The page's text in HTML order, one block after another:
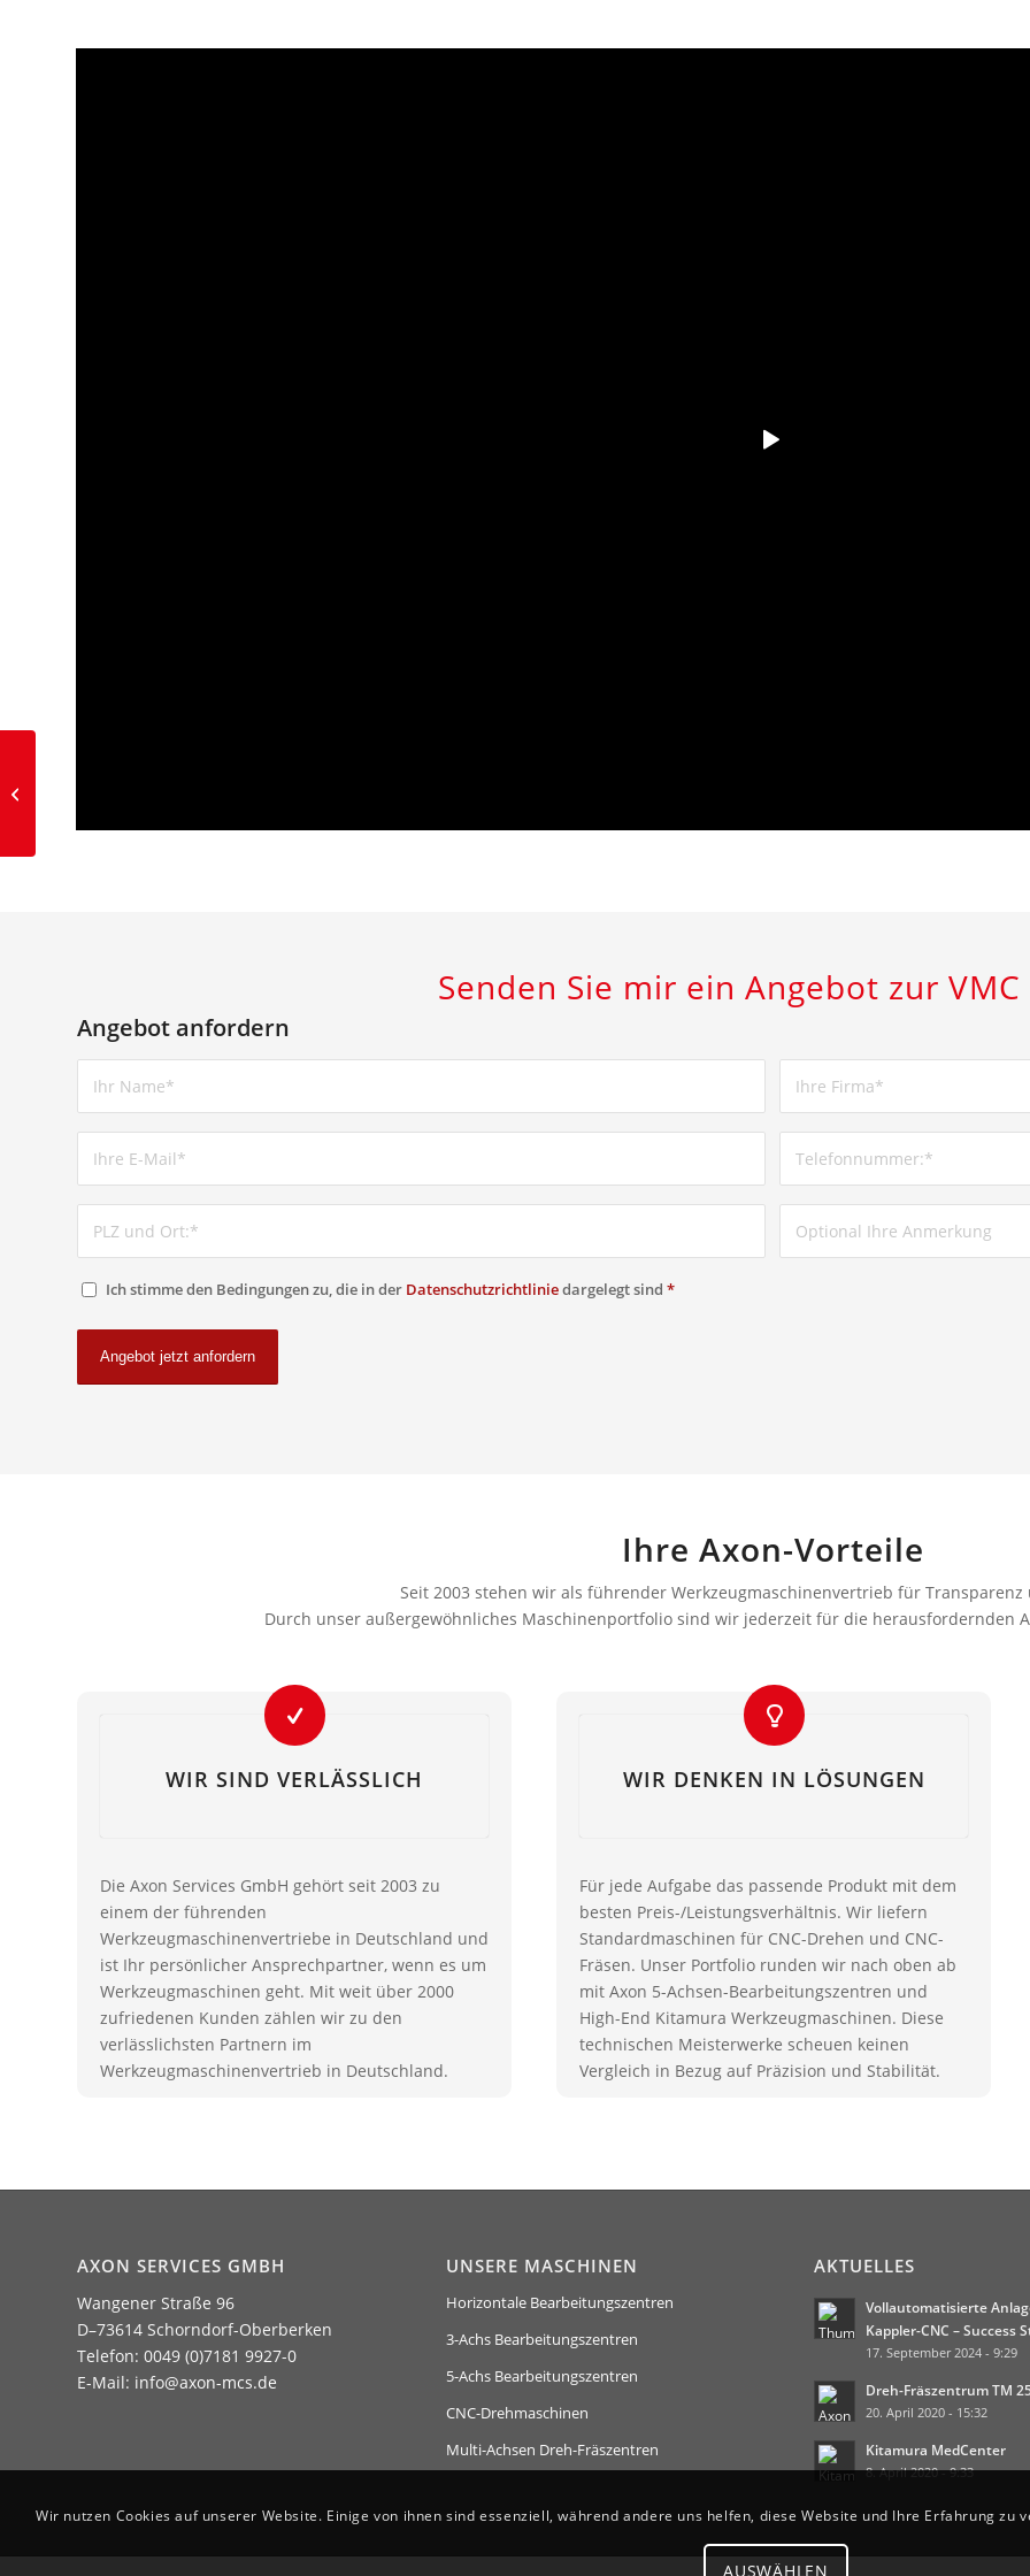
Senden Sie mir ein Angebot zur VMC
Angebot anfordern
Ich stimme den Bedingungen zu, die in der Datenschutzrichtliniedargelegt sind *
Ihre Axon-Vorteile
Seit 2003 stehen wir als führender Werkzeugmaschinenvertrieb für Transparenz
Durch unser außergewöhnliches Maschinenportfolio sind wir jederzeit für die herausfordernden
WIR SIND VERLÄSSLICH
Die Axon Services GmbH gehört seit 2003 zu
einem der führenden
Werkzeugmaschinenvertriebe in Deutschland und
ist Ihr persönlicher Ansprechpartner, wenn es um
Werkzeugmaschinen geht. Mit weit über 2000
zufriedenen Kunden zählen wir zu den
verlässlichsten Partnern im
Werkzeugmaschinenvertrieb in Deutschland.
WIR DENKEN IN LÖSUNGEN
Für jede Aufgabe das passende Produkt mit dem
besten Preis-/Leistungsverhältnis. Wir liefern
Standardmaschinen für CNC-Drehen und CNC-
Fräsen. Unser Portfolio runden wir nach oben ab
mit Axon 5-Achsen-Bearbeitungszentren und
High-End Kitamura Werkzeugmaschinen. Diese
technischen Meisterwerke scheuen keinen
Vergleich in Bezug auf Präzision und Stabilität.
AXON SERVICES GMBH
Wangener Straße 96
D–73614 Schorndorf-Oberberken
Telefon: 0049 (0)7181 9927-0
E-Mail: info@axon-mcs.de
UNSERE MASCHINEN
Horizontale Bearbeitungszentren
3-Achs Bearbeitungszentren
5-Achs Bearbeitungszentren
CNC-Drehmaschinen
Multi-Achsen Dreh-Fräszentren
AKTUELLES
Vollautomatisierte
Kappler-CNC – Success
17. September 2024 - 9:29
Dreh-Fräszentrum TM
20. April 2020 - 15:32
Kitamura MedCenter
8. April 2020 - 9:33
Wir nutzen Cookies auf unserer Website. Einige von ihnen sind essenziell, während andere uns helfen, diese Website und Ihre Erfahrung zu
AUSWÄHLEN